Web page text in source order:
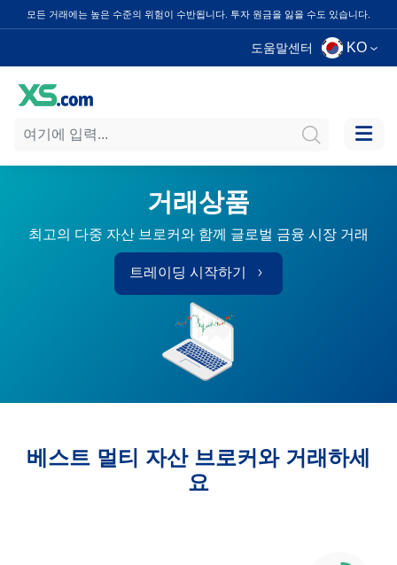
모든 거래에는 높은 수준의 위험이 수반됩니다. 투자 원금을 잃을 수도 있습니다.
도움말센터 KO
거래상품
최고의 다중 자산 브로커와 함께 글로벌 금융 시장 거래
트레이딩 시작하기
베스트 멀티 자산 브로커와 거래하세
요